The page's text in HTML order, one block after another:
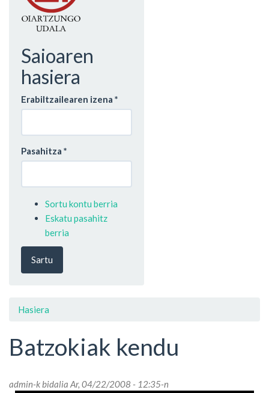
Saioaren
hasiera
Erabiltzailearen izena *
Pasahitza *
Sortu kontu berria
Eskatu pasahitz
berria
Sartu
Hasiera
Batzokiak kendu
admin-k bidalia Ar, 04/22/2008 - 12:35-n